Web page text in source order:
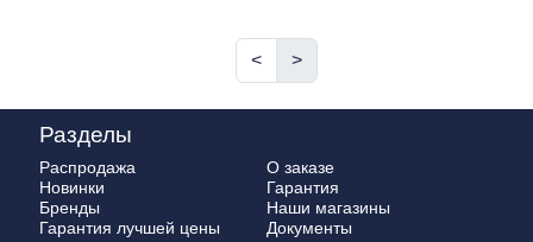
< >
Разделы
Распродажа
Новинки
Бренды
Гарантия лучшей цены
О заказе
Гарантия
Наши магазины
Документы